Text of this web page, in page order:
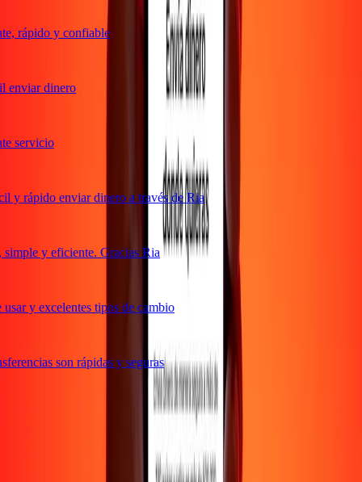
rápido y confiable
dinero
servicio
rápido enviar dinero a través de Ria
y eficiente. Gracias Ria
y excelentes tipos de cambio
son rápidas y seguras